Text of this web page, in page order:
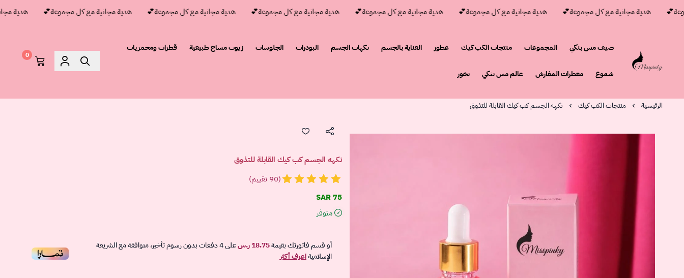
هدية مجانية مع كل مجموعة💕 هدية مجانية مع كل مجموعة💕 هدية مجانية مع كل مجموعة💕 هدية مجانية مع كل مجموعة💕 هدية مجانية مع كل مجموعة💕 هدية مجانية مع كل مجموعة💕 هدية
مس بنكي
صيف مس بنكي المجموعات منتجات الكب كيك عطور العناية بالجسم نكهات الجسم البودرات الجلوسات زيوت مساج طبيعية قطرات ومخمريات
شموع معطرات المفارش عالم مس بنكي بخور
0
الرئيسية منتجات الكب كيك نكهه الجسم كب كيك القابلة للتذوق
نكهه الجسم كب كيك القابلة للتذوق
(90 تقييم)
75 SAR
متوفر
أو قسم فاتورتك بقيمة18.75 ر.س على4دفعات بدون رسوم تأخير، متوافقة مع الشريعة
الإسلاميةاعرف أكثر